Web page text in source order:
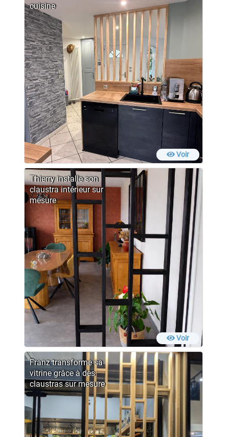
cuisine
Voir
Thierry installe son
claustra intérieur sur
mesure
Voir
Franz transforme sa
vitrine grâce à des
claustras sur mesure